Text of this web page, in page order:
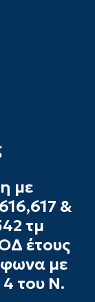
με
&
τμ
έτους
με
4 του Ν.